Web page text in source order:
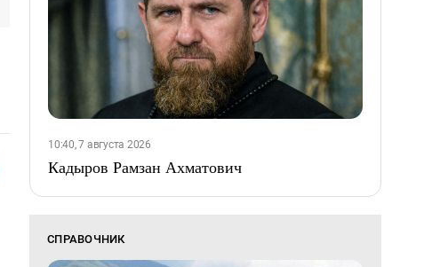
10:40, 7 августа 2026
Кадыров Рамзан Ахматович
СПРАВОЧНИК